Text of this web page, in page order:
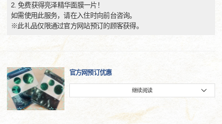
2. 免费获得亮泽精华面膜一片！
如需使用此服务，请在入住时向前台咨询。
※此礼品仅限通过官方网站预订的顾客获得。
官方网预订优惠
继续阅读